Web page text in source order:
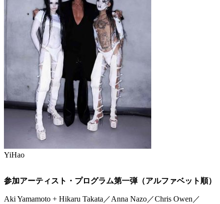
YiHao
参加アーティスト・プログラム第一弾（アルファベット順）
Aki Yamamoto + Hikaru Takata／Anna Nazo／Chris Owen／